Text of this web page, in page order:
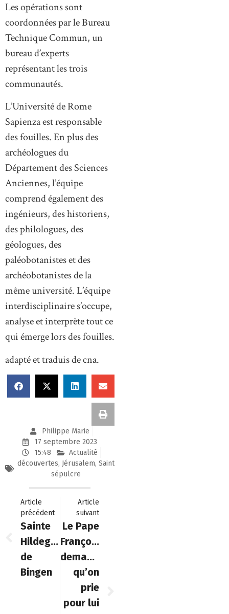
Les opérations sont
coordonnées par le Bureau
Technique Commun, un
bureau d’experts
représentant les trois
communautés.
L’Université de Rome
Sapienza est responsable
des fouilles. En plus des
archéologues du
Département des Sciences
Anciennes, l’équipe
comprend également des
ingénieurs, des historiens,
des philologues, des
géologues, des
paléobotanistes et des
archéobotanistes de la
même université. L’équipe
interdisciplinaire s’occupe,
analyse et interprète tout ce
qui émerge lors des fouilles.
adapté et traduis de cna.
Philippe Marie
17 septembre 2023
15:48
Actualité
découvertes, Jérusalem, Saint
sépulcre
Article
précédent
Sainte
Hildegarde
de
Bingen
Article
suivant
Le Pape
François
demande
qu’on
prie
pour lui